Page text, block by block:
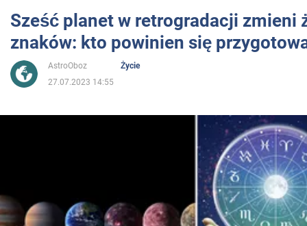
Sport
Rozrywka
Sześć planet w retrogradacji zmieni
znaków: kto powinien się
AstroOboz
Życie
27.07.2023 14:55